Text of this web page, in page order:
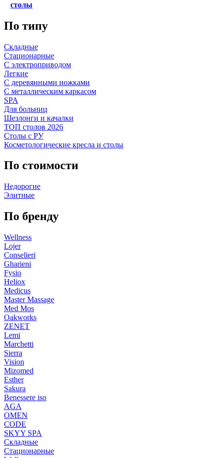
столы
По типу
Складные
Стационарные
С электроприводом
Легкие
С деревянными ножками
С металлическим каркасом
SPA
Для больниц
Шезлонги и качалки
ТОП столов 2026
Столы с РУ
Косметологические кресла и столы
По стоимости
Недорогие
Элитные
По бренду
Wellness
Lojer
Conselieri
Gharieni
Fysio
Heliox
Medicus
Master Massage
Med Mos
Oakworks
ZENET
Lemi
Marchetti
Sierra
Vision
Mizomed
Esther
Sakura
Benessere iso
AGA
OMEN
CODE
SKYY SPA
Складные
Стационарные